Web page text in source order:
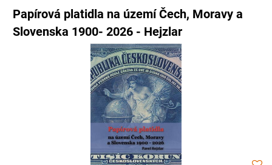
Papírová platidla na území Čech, Moravy a
Slovenska 1900- 2026 - Hejzlar